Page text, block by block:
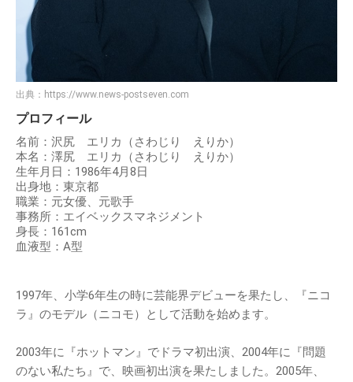
出典： https://www.news-postseven.com
プロフィール
名前：沢尻 エリカ（さわじり えりか）
本名：澤尻 エリカ（さわじり えりか）
生年月日：1986年4月8日
出身地：東京都
職業：元女優、元歌手
事務所：エイベックスマネジメント
身長：161cm
血液型：A型
1997年、小学6年生の時に芸能界デビューを果たし、『ニコ
ラ』のモデル（ニコモ）として活動を始めます。
2003年に『ホットマン』でドラマ初出演、2004年に『問題
のない私たち』で、映画初出演を果たしました。2005年、